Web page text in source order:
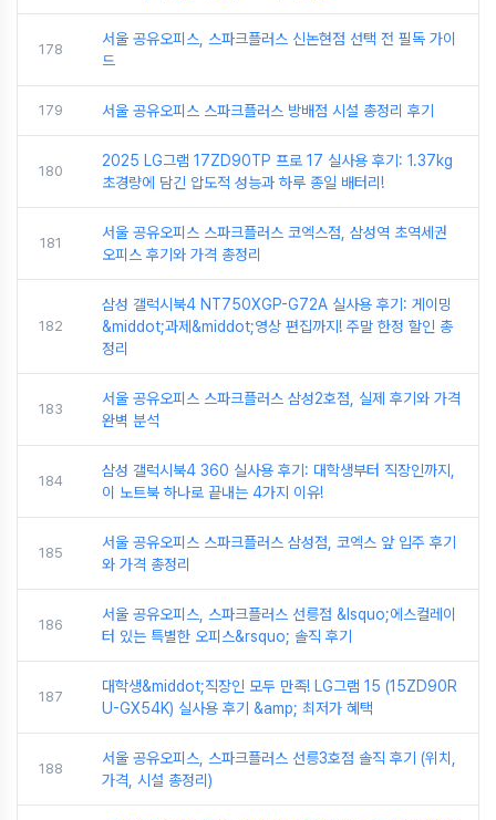
178
서울 공유오피스, 스파크플러스 신논현점 선택 전 필독 가이
드
179 서울 공유오피스 스파크플러스 방배점 시설 총정리 후기
180
2025 LG그램 17ZD90TP 프로 17 실사용 후기: 1.37kg
초경량에 담긴 압도적 성능과 하루 종일 배터리!
181
서울 공유오피스 스파크플러스 코엑스점, 삼성역 초역세권
오피스 후기와 가격 총정리
182
삼성 갤럭시북4 NT750XGP-G72A 실사용 후기: 게이밍
&middot;과제&middot;영상 편집까지! 주말 한정 할인 총
정리
183
서울 공유오피스 스파크플러스 삼성2호점, 실제 후기와 가격
완벽 분석
184
삼성 갤럭시북4 360 실사용 후기: 대학생부터 직장인까지,
이 노트북 하나로 끝내는 4가지 이유!
185
서울 공유오피스 스파크플러스 삼성점, 코엑스 앞 입주 후기
와 가격 총정리
186
서울 공유오피스, 스파크플러스 선릉점 &lsquo;에스컬레이
터 있는 특별한 오피스&rsquo; 솔직 후기
187
대학생&middot;직장인 모두 만족! LG그램 15 (15ZD90R
U-GX54K) 실사용 후기 &amp; 최저가 혜택
188
서울 공유오피스, 스파크플러스 선릉3호점 솔직 후기 (위치,
가격, 시설 총정리)